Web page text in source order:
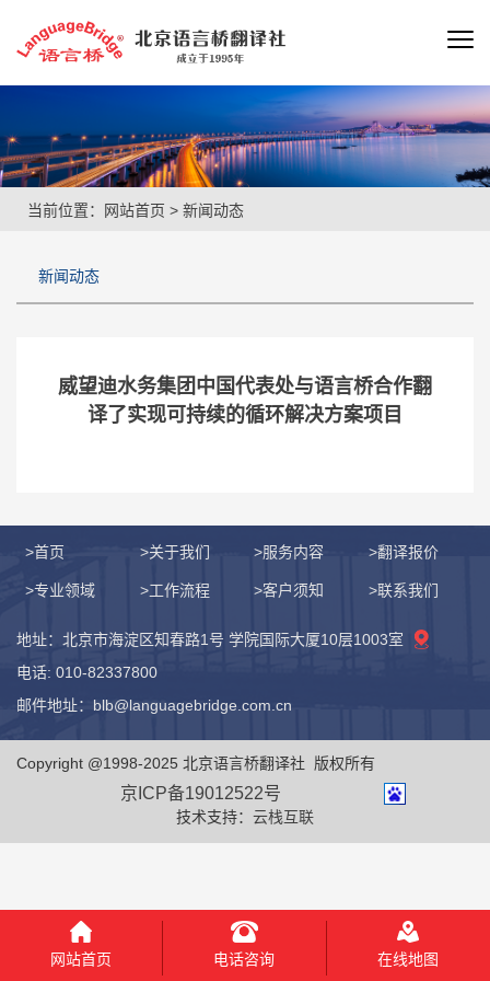
当前位置： 网站首页 > 新闻动态
新闻动态
威望迪水务集团中国代表处与语言桥合作翻
译了实现可持续的循环解决方案项目
>首页 >关于我们 >服务内容 >翻译报价
>专业领域 >工作流程 >客户须知 >联系我们
地址：北京市海淀区知春路1号 学院国际大厦10层1003室
电话: 010-82337800
邮件地址：blb@languagebridge.com.cn
Copyright @1998-2025 北京语言桥翻译社 版权所有
京ICP备19012522号
技术支持： 云栈互联
网站首页 电话咨询 在线地图